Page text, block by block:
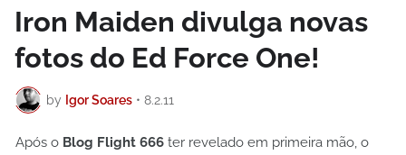
Iron Maiden divulga novas
fotos do Ed Force One!
by Igor Soares • 8.2.11
Após o Blog Flight 666 ter revelado em primeira mão, o